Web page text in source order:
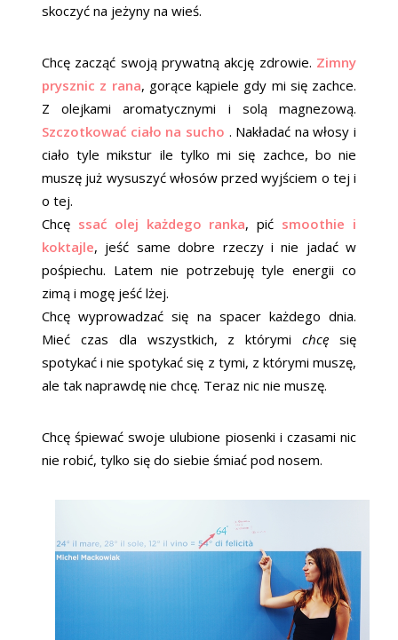
skoczyć na jeżyny na wieś.
Chcę zacząć swoją prywatną akcję zdrowie. Zimny
prysznic z rana, gorące kąpiele gdy mi się zachce.
Z olejkami aromatycznymi i solą magnezową.
Szczotkować ciało na sucho . Nakładać na włosy i
ciało tyle mikstur ile tylko mi się zachce, bo nie
muszę już wysuszyć włosów przed wyjściem o tej i
o tej.
Chcę ssać olej każdego ranka, pić smoothie i
koktajle, jeść same dobre rzeczy i nie jadać w
pośpiechu. Latem nie potrzebuję tyle energii co
zimą i mogę jeść lżej.
Chcę wyprowadzać się na spacer każdego dnia.
Mieć czas dla wszystkich, z którymichcęsię
spotykać i nie spotykać się z tymi, z którymi muszę,
ale tak naprawdę nie chcę. Teraz nic nie muszę.
Chcę śpiewać swoje ulubione piosenki i czasami nic
nie robić, tylko się do siebie śmiać pod nosem.